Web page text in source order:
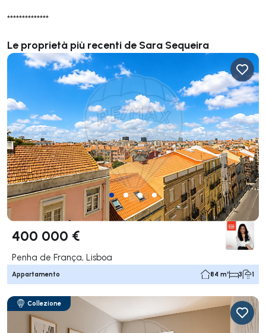
**************
Le proprietà più recenti de Sara Sequeira
400 000 €
Penha de França, Lisboa
Appartamento 84 m² 3 1
Collezione